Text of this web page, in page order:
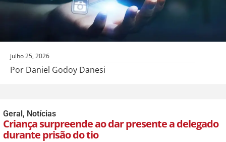
julho 25, 2026
Por Daniel Godoy Danesi
Geral, Notícias
Criança surpreende ao dar presente a delegado
durante prisão do tio